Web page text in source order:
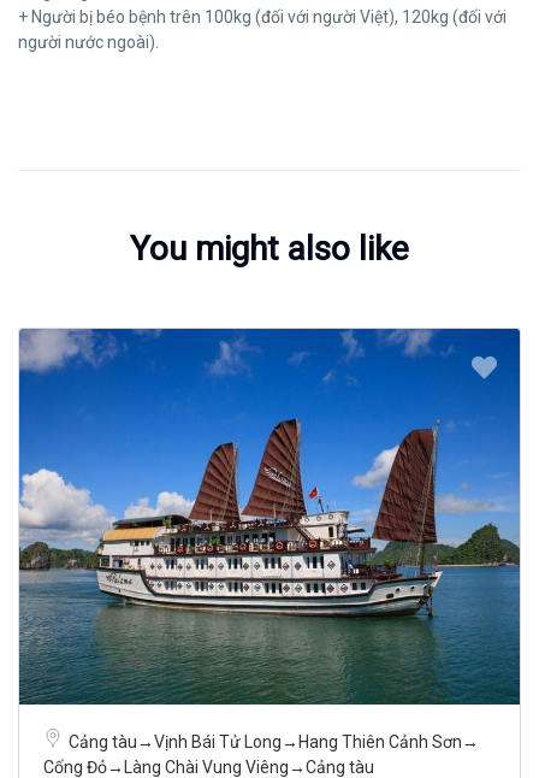
+ Người bị béo bệnh trên 100kg (đối với người Việt), 120kg (đối với
người nước ngoài).
You might also like
Cảng tàu→Vịnh Bái Tử Long→Hang Thiên Cảnh Sơn→
Cống Đỏ→Làng Chài Vung Viêng→Cảng tàu